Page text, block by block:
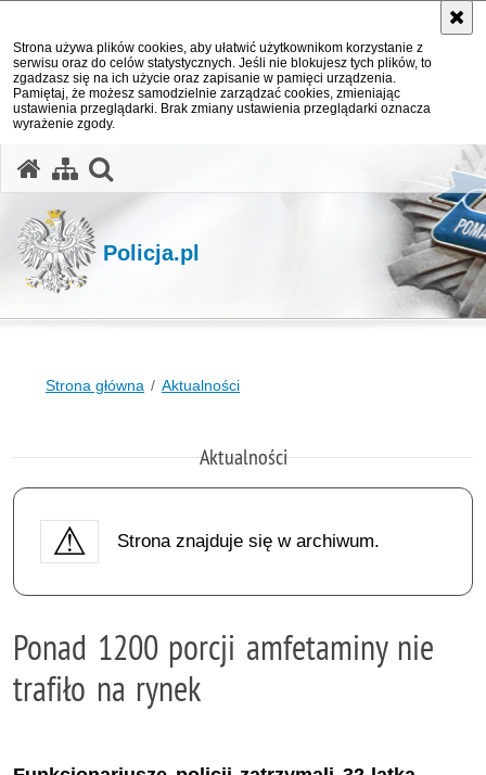
Strona używa plików cookies, aby ułatwić użytkownikom korzystanie z
serwisu oraz do celów statystycznych. Jeśli nie blokujesz tych plików, to
zgadzasz się na ich użycie oraz zapisanie w pamięci urządzenia.
Pamiętaj, że możesz samodzielnie zarządzać cookies, zmieniając
ustawienia przeglądarki. Brak zmiany ustawienia przeglądarki oznacza
wyrażenie zgody.
Policja.pl
Strona główna Aktualności
Aktualności
Strona znajduje się w archiwum.
Ponad 1200 porcji amfetaminy nie
trafiło na rynek